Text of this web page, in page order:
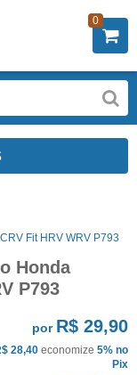
0
Fit HRV WRV P793
Honda
P793
por R$ 29,90
28,40 economize 5% no
Pix